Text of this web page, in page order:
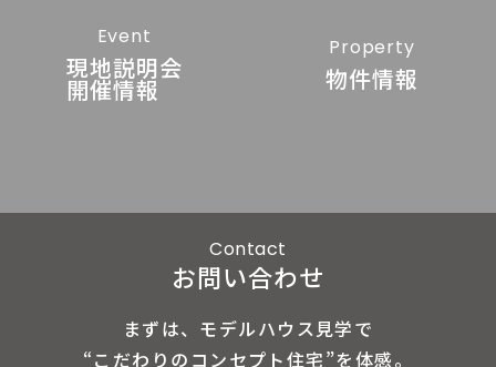
Contact
お問い合わせ
まずは、モデルハウス見学で
“こだわりのコンセプト住宅”を体感。
Event
現地説明会
開催情報
Property
物件情報